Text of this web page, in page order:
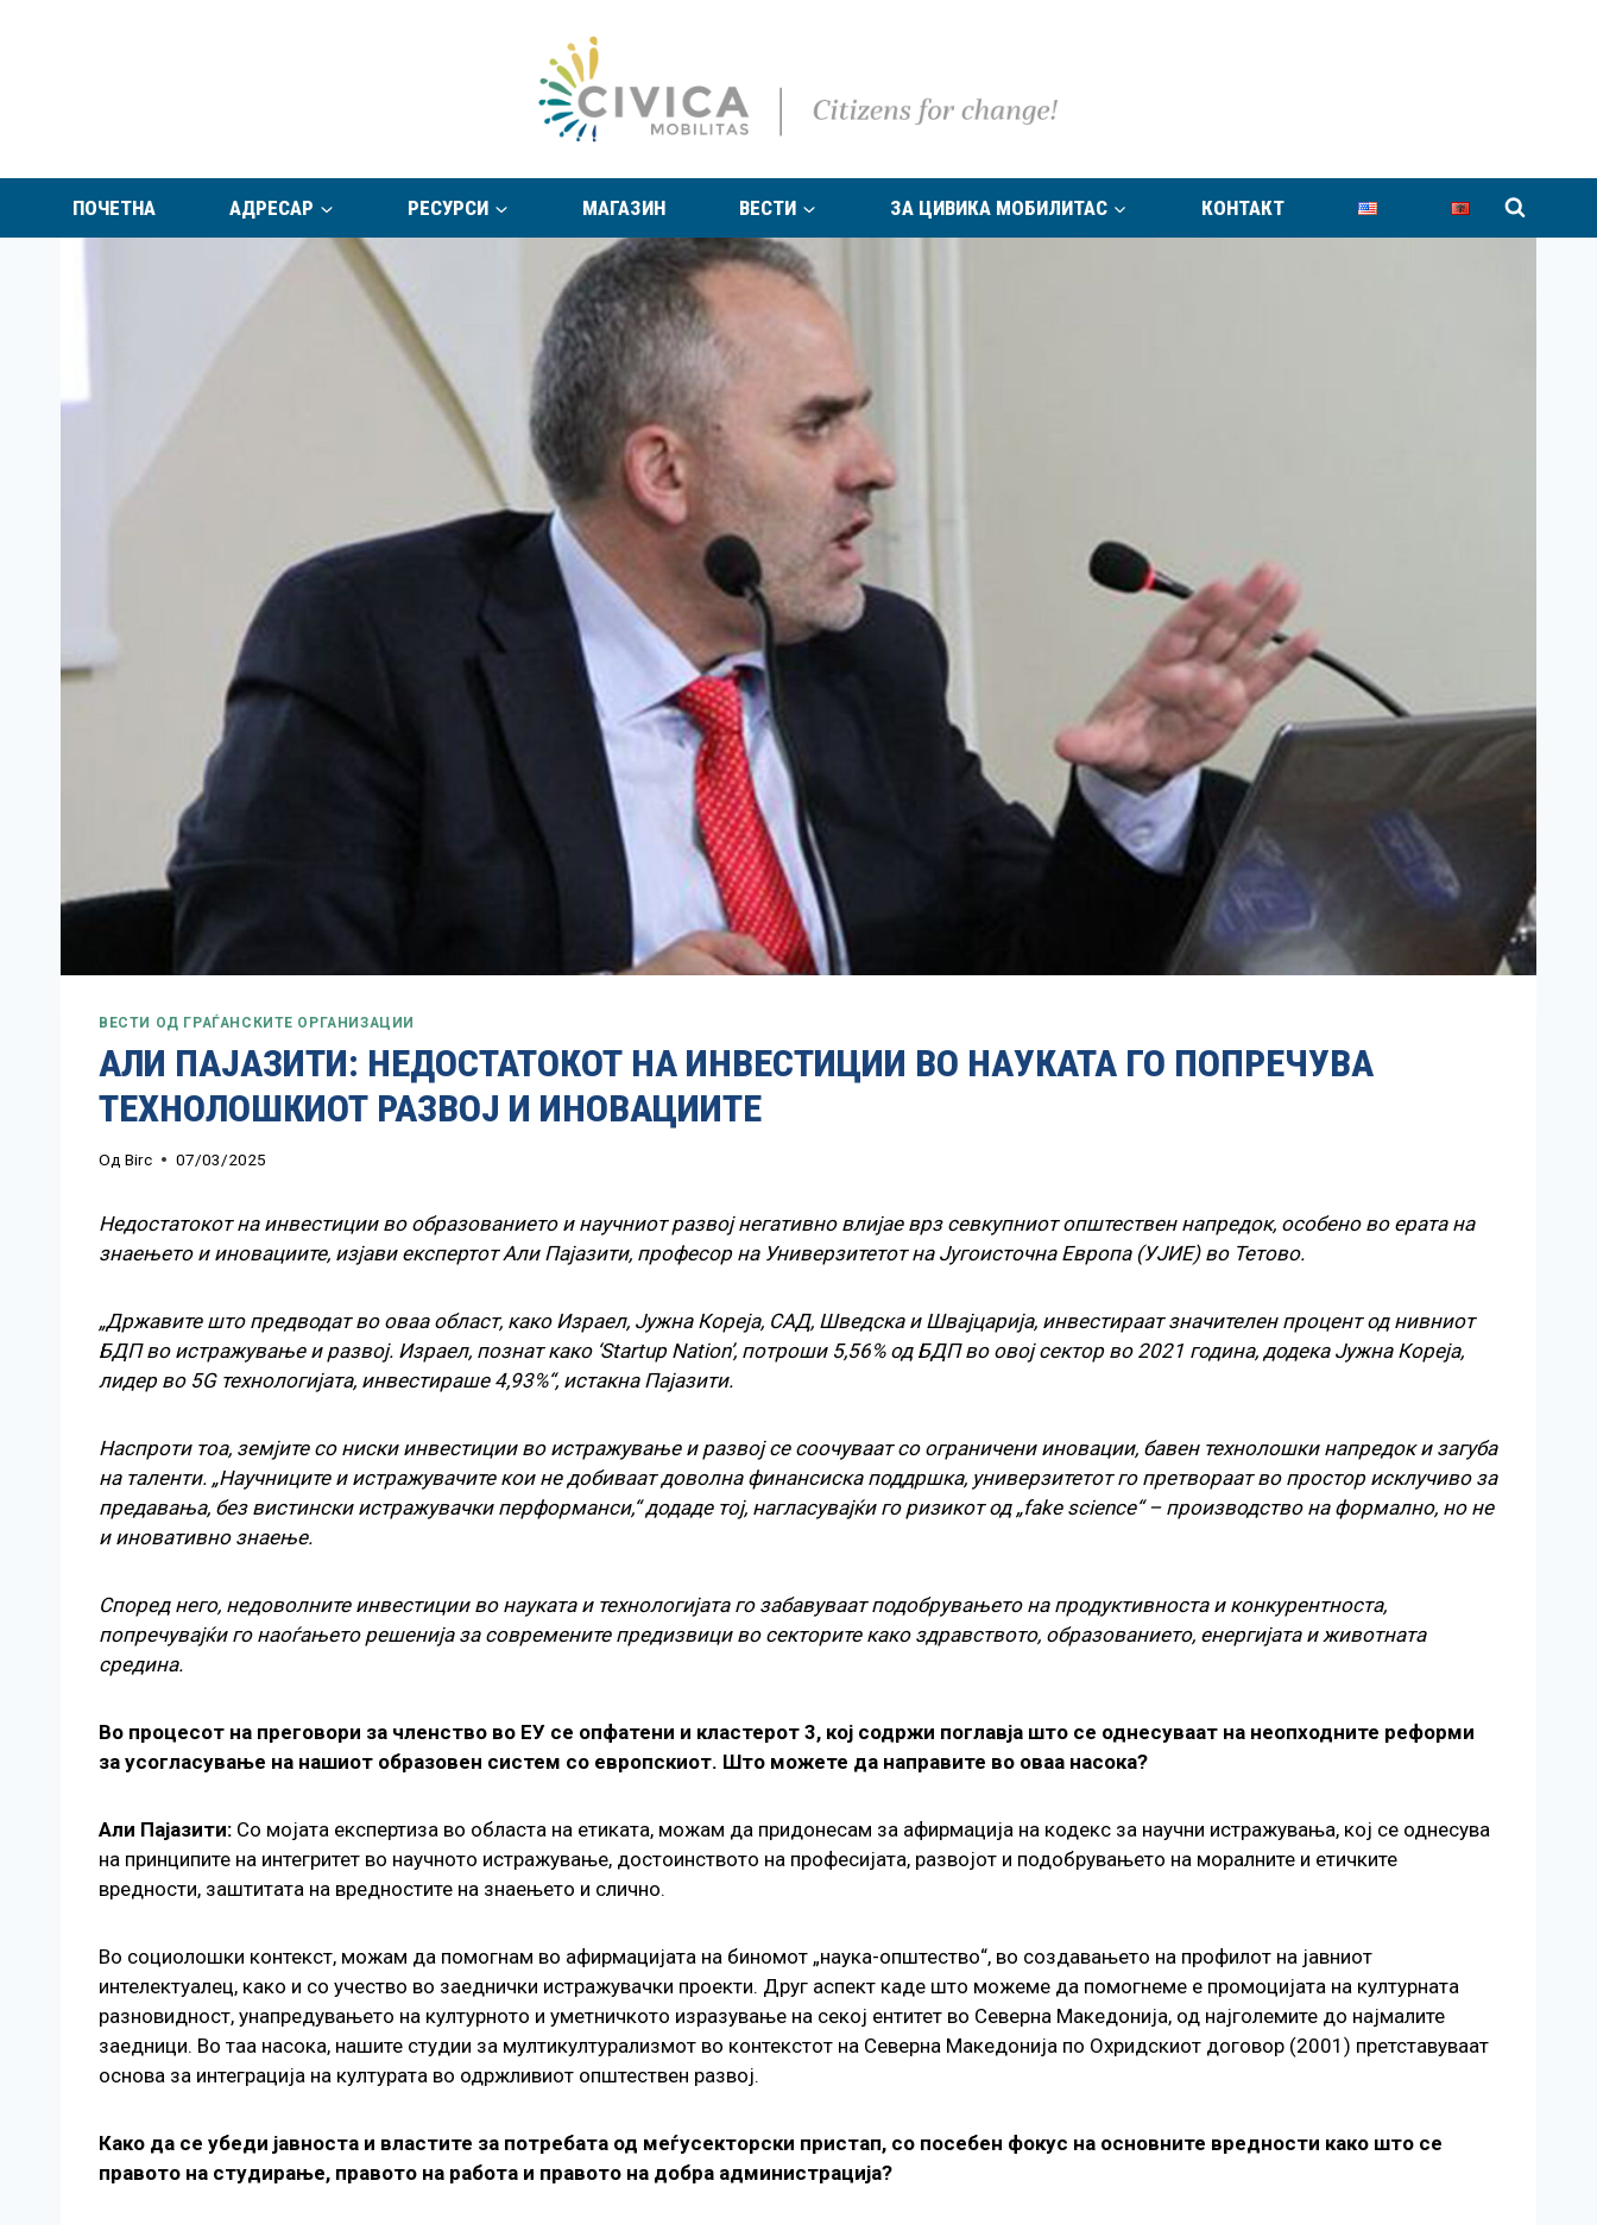
ПОЧЕТНА АДРЕСАР РЕСУРСИ МАГАЗИН ВЕСТИ ЗА ЦИВИКА МОБИЛИТАС КОНТАКТ
ВЕСТИ ОД ГРАЃАНСКИТЕ ОРГАНИЗАЦИИ
АЛИ ПАЈАЗИТИ: НЕДОСТАТОКОТ НА ИНВЕСТИЦИИ ВО НАУКАТА ГО ПОПРЕЧУВА
ТЕХНОЛОШКИОТ РАЗВОЈ И ИНОВАЦИИТЕ
Од Birc 07/03/2025
Недостатокот на инвестиции во образованието и научниот развој негативно влијае врз севкупниот општествен напредок, особено во ерата на
знаењето и иновациите, изјави експертот Али Пајазити, професор на Универзитетот на Југоисточна Европа (УЈИЕ) во Тетово.
„Државите што предводат во оваа област, како Израел, Јужна Кореја, САД, Шведска и Швајцарија, инвестираат значителен процент од нивниот
БДП во истражување и развој. Израел, познат како ‘Startup Nation’, потроши 5,56% од БДП во овој сектор во 2021 година, додека Јужна Кореја,
лидер во 5G технологијата, инвестираше 4,93%“, истакна Пајазити.
Наспроти тоа, земјите со ниски инвестиции во истражување и развој се соочуваат со ограничени иновации, бавен технолошки напредок и загуба
на таленти. „Научниците и истражувачите кои не добиваат доволна финансиска поддршка, универзитетот го претвораат во простор исклучиво за
предавања, без вистински истражувачки перформанси,“ додаде тој, нагласувајќи го ризикот од „fake science“ – производство на формално, но не
и иновативно знаење.
Според него, недоволните инвестиции во науката и технологијата го забавуваат подобрувањето на продуктивноста и конкурентноста,
попречувајќи го наоѓањето решенија за современите предизвици во секторите како здравството, образованието, енергијата и животната
средина.
Во процесот на преговори за членство во ЕУ се опфатени и кластерот 3, кој содржи поглавја што се однесуваат на неопходните реформи
за усогласување на нашиот образовен систем со европскиот. Што можете да направите во оваа насока?
Али Пајазити: Со мојата експертиза во областа на етиката, можам да придонесам за афирмација на кодекс за научни истражувања, кој се однесува
на принципите на интегритет во научното истражување, достоинството на професијата, развојот и подобрувањето на моралните и етичките
вредности, заштитата на вредностите на знаењето и слично.
Во социолошки контекст, можам да помогнам во афирмацијата на биномот „наука-општество“, во создавањето на профилот на јавниот
интелектуалец, како и со учество во заеднички истражувачки проекти. Друг аспект каде што можеме да помогнеме е промоцијата на културната
разновидност, унапредувањето на културното и уметничкото изразување на секој ентитет во Северна Македонија, од најголемите до најмалите
заедници. Во таа насока, нашите студии за мултикултурализмот во контекстот на Северна Македонија по Охридскиот договор (2001) претставуваат
основа за интеграција на културата во одржливиот општествен развој.
Како да се убеди јавноста и властите за потребата од меѓусекторски пристап, со посебен фокус на основните вредности како што се
правото на студирање, правото на работа и правото на добра администрација?